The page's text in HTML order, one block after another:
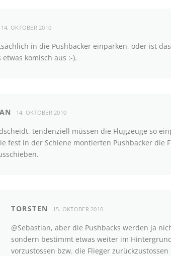
14. OKTOBER 2010
in die Pushbacker einparken, oder ist
komisch aus :-).
14. OKTOBER 2010
tendenziell müssen die Flugzeuge so
fest in der Schiene montierten Pushbacker die
TORSTEN 15. OKTOBER 2010
@Sebastian, aber die Pushbacks werden ja
sondern bestimmt etwas weiter im
vorzustossen bzw. die Flieger zurückzustossen